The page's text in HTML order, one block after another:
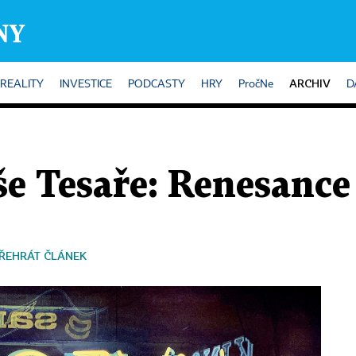
REALITY INVESTICE PODCASTY HRY PročNe ARCHIV
Tesaře:
ČLÁNEK